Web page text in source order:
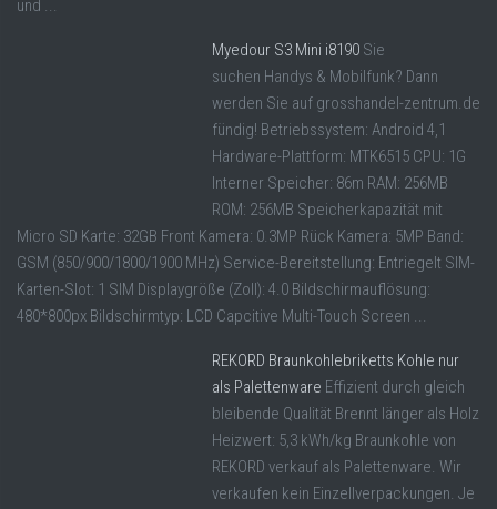
und ...
Myedour S3 Mini i8190 Sie
suchen Handys & Mobilfunk? Dann
werden Sie auf grosshandel-zentrum.de
fündig! Betriebssystem: Android 4,1
Hardware-Plattform: MTK6515 CPU: 1G
Interner Speicher: 86m RAM: 256MB
ROM: 256MB Speicherkapazität mit
Micro SD Karte: 32GB Front Kamera: 0.3MP Rück Kamera: 5MP Band:
GSM (850/900/1800/1900 MHz) Service-Bereitstellung: Entriegelt SIM-
Karten-Slot: 1 SIM Displaygröße (Zoll): 4.0 Bildschirmauflösung:
480*800px Bildschirmtyp: LCD Capcitive Multi-Touch Screen ...
REKORD Braunkohlebriketts Kohle nur
als Palettenware Effizient durch gleich
bleibende Qualität Brennt länger als Holz
Heizwert: 5,3 kWh/kg Braunkohle von
REKORD verkauf als Palettenware. Wir
verkaufen kein Einzellverpackungen. Je